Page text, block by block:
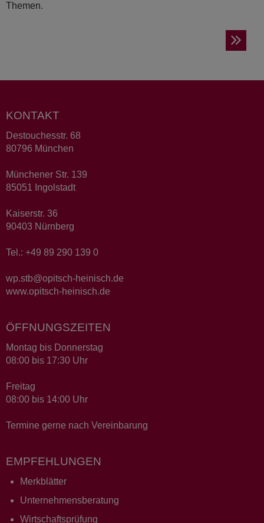
Themen.
KONTAKT
Destouchesstr. 68
80796 München
Münchener Str. 139
85051 Ingolstadt
Kaiserstr. 36
90403 Nürnberg
Tel.: +49 89 290 139 0
wp.stb@opitsch-heinisch.de
www.opitsch-heinisch.de
ÖFFNUNGSZEITEN
Montag bis Donnerstag
08:00 bis 17:30 Uhr
Freitag
08:00 bis 14:00 Uhr
Termine gerne nach Vereinbarung
EMPFEHLUNGEN
Merkblätter
Unternehmensberatung
Wirtschaftsprüfung